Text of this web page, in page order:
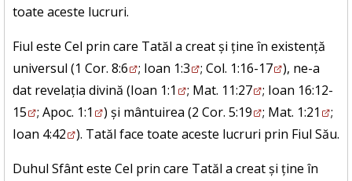
toate aceste lucruri.
Fiul este Cel prin care Tatăl a creat și ține în existență
universul (1 Cor. 8:6 ; Ioan 1:3 ; Col. 1:16-17 ), ne-a
dat revelația divină (Ioan 1:1 ; Mat. 11:27 ; Ioan 16:12-
15
; Apoc. 1:1 ) și mântuirea (2 Cor. 5:19 ; Mat. 1:21
;
Ioan 4:42
). Tatăl face toate aceste lucruri prin Fiul Său.
Duhul Sfânt este Cel prin care Tatăl a creat și ține în